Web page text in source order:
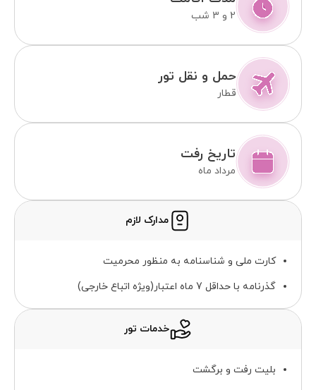
2 و 3 شب
حمل و نقل تور
قطار
تاریخ رفت
مرداد ماه
مدارک لازم
کارت ملی و شناسنامه به منظور محرمیت
گذرنامه با حداقل 7 ماه اعتبار(ویژه اتباع خارجی)
خدمات تور
بلیت رفت و برگشت